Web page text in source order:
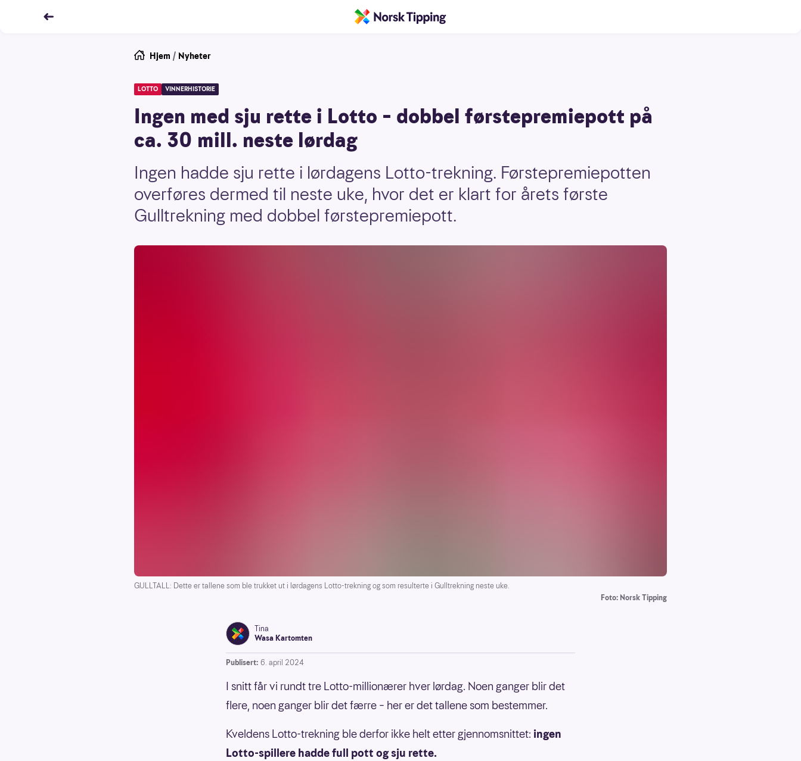
Hjem / Nyheter
LOTTO VINNERHISTORIE
Ingen med sju rette i Lotto – dobbel førstepremiepott på
ca. 30 mill. neste lørdag
Ingen hadde sju rette i lørdagens Lotto-trekning. Førstepremiepotten
overføres dermed til neste uke, hvor det er klart for årets første
Gulltrekning med dobbel førstepremiepott.
GULLTALL: Dette er tallene som ble trukket ut i lørdagens Lotto-trekning og som resulterte i Gulltrekning neste uke.
Foto: Norsk Tipping
Tina
Wasa Kartomten
Publisert: 6. april 2024
I snitt får vi rundt tre Lotto-millionærer hver lørdag. Noen ganger blir det
flere, noen ganger blir det færre – her er det tallene som bestemmer.
Kveldens Lotto-trekning ble derfor ikke helt etter gjennomsnittet: ingen
Lotto-spillere hadde full pott og sju rette.